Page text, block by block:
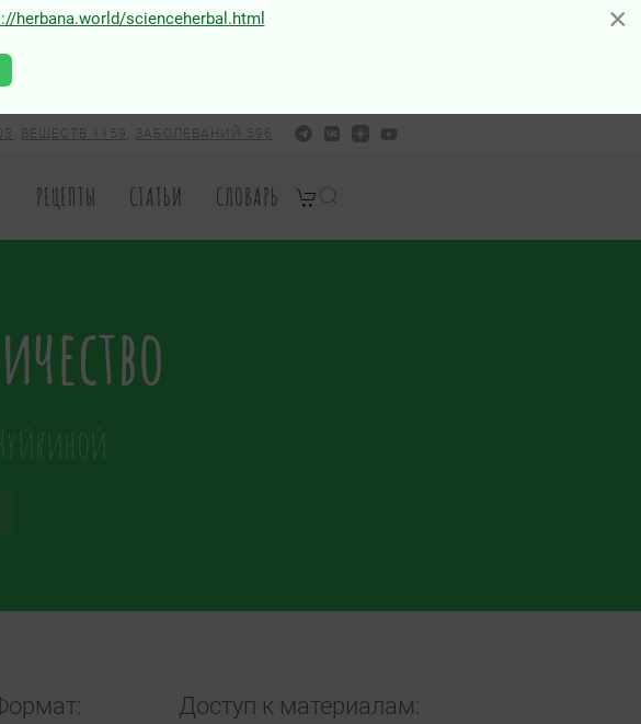
×
herbana.world/scienceherbal.html
ВЕЩЕСТВ 1159 ЗАБОЛЕВАНИЙ 596
РЕЦЕПТЫ СТАТЬИ СЛОВАРЬ
Доступ к материалам:
×